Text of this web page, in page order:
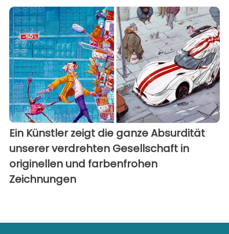
Ein Künstler zeigt die ganze Absurdität
unserer verdrehten Gesellschaft in
originellen und farbenfrohen
Zeichnungen